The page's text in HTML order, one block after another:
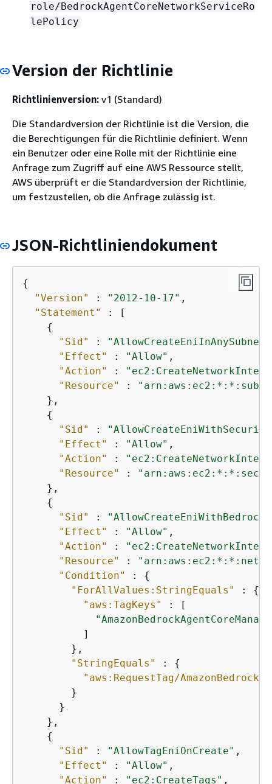
role/BedrockAgentCoreNetworkServiceRo
lePolicy
Version der Richtlinie
Richtlinienversion: v1 (Standard)
Die Standardversion der Richtlinie ist die Version, die
die Berechtigungen für die Richtlinie definiert. Wenn
ein Benutzer oder eine Rolle mit der Richtlinie eine
Anfrage zum Zugriff auf eine AWS Ressource stellt,
AWS überprüft er die Standardversion der Richtlinie,
um festzustellen, ob die Anfrage zulässig ist.
JSON-Richtliniendokument
{
"Version"
: "2012-10-17" ,
"Statement"
: [
{
"Sid"
: "AllowCreateEniInAnySubnet"
"Effect"
: "Allow" ,
"Action"
:
"Resource"
:
    },
{
"Sid"
:
"Effect"
: "Allow" ,
"Action"
:
"Resource"
:
    },
{
"Sid"
:
"Effect"
: "Allow" ,
"Action"
:
"Resource"
:
"Condition"
: {
"ForAllValues:StringEquals"
: {
"aws:TagKeys"
: [
          ]
        },
"StringEquals"
: {
"aws:RequestTag/
        }
      }
    },
{
"Sid"
: "AllowTagEniOnCreate" ,
"Effect"
: "Allow" ,
"Action"
: "ec2:CreateTags" ,